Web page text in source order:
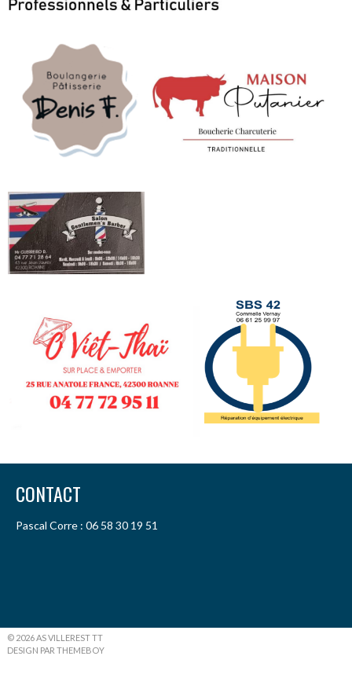
CONTACT
Pascal Corre : 06 58 30 19 51
© 2026 AS VILLEREST TT
DESIGN PAR THEMEBOY